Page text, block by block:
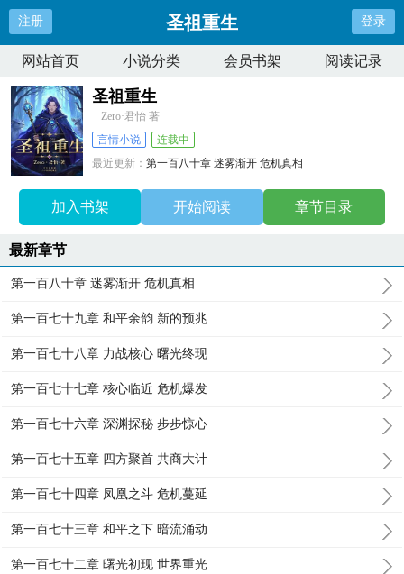
注册 圣祖重生 登录
网站首页 小说分类 会员书架 阅读记录
圣祖重生
Zero·君怡 著
言情小说
连载中
最近更新：第一百八十章 迷雾渐开 危机真相
加入书架 开始阅读 章节目录
最新章节
第一百八十章 迷雾渐开 危机真相
第一百七十九章 和平余韵 新的预兆
第一百七十八章 力战核心 曙光终现
第一百七十七章 核心临近 危机爆发
第一百七十六章 深渊探秘 步步惊心
第一百七十五章 四方聚首 共商大计
第一百七十四章 凤凰之斗 危机蔓延
第一百七十三章 和平之下 暗流涌动
第一百七十二章 曙光初现 世界重光